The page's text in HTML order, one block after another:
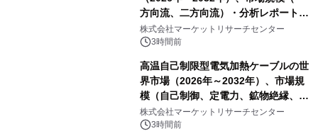
方向流、二方向流）・分析レポートを
発表
株式会社マーケットリサーチセンター
3時間前
高温自己制限型電気加熱ケーブルの世
界市場（2026年～2032年）、市場規
模（自己制御、定電力、鉱物絶縁、表
皮効果）・分析レポートを発表
株式会社マーケットリサーチセンター
3時間前